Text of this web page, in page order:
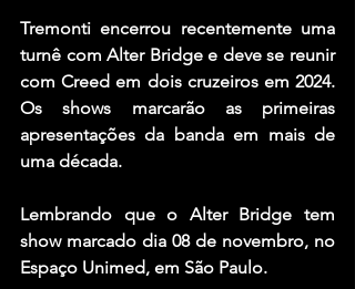
Tremonti encerrou recentemente uma
turnê com Alter Bridge e deve se reunir
com Creed em dois cruzeiros em 2024.
Os shows marcarão as primeiras
apresentações da banda em mais de
uma década.
Lembrando que o Alter Bridge tem
show marcado dia 08 de novembro, no
Espaço Unimed, em São Paulo.